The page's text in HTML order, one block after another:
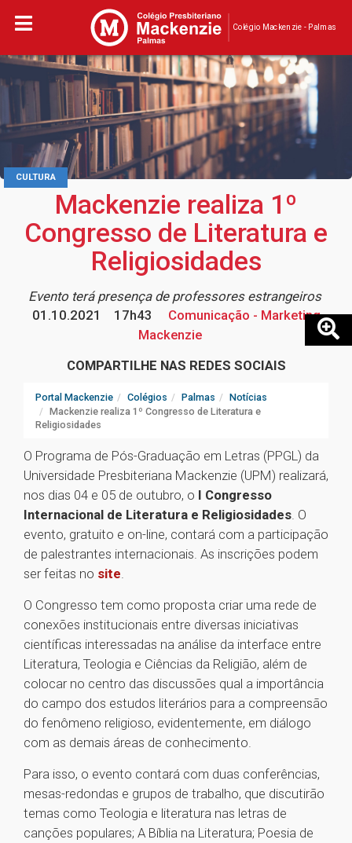
Colégio Mackenzie - Palmas
CULTURA
Mackenzie realiza 1º
Congresso de Literatura e
Religiosidades
Evento terá presença de professores estrangeiros
01.10.2021
17h43
Comunicação - Marketing
Mackenzie
COMPARTILHE NAS REDES SOCIAIS
Portal Mackenzie Colégios Palmas
Notícias
Mackenzie realiza 1º Congresso de Literatura e
Religiosidades
O Programa de Pós-Graduação em Letras (PPGL) da
Universidade Presbiteriana Mackenzie (UPM) realizará,
nos dias 04 e 05 de outubro, o I Congresso
Internacional de Literatura e Religiosidades. O
evento, gratuito e on-line, contará com a participação
de palestrantes internacionais. As inscrições podem
ser feitas no site.
O Congresso tem como proposta criar uma rede de
conexões institucionais entre diversas iniciativas
científicas interessadas na análise da interface entre
Literatura, Teologia e Ciências da Religião, além de
colocar no centro das discussões qual a importância
do campo dos estudos literários para a compreensão
do fenômeno religioso, evidentemente, em diálogo
com as demais áreas de conhecimento.
Para isso, o evento contará com duas conferências,
mesas-redondas e grupos de trabalho, que discutirão
temas como Teologia e literatura nas letras de
canções populares; A Bíblia na Literatura; Poesia de